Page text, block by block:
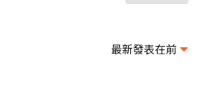
最新發表在前